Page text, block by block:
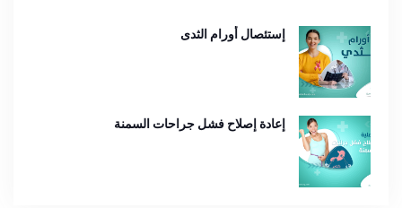
إستئصال أورام الثدى
إعادة إصلاح فشل جراحات السمنة